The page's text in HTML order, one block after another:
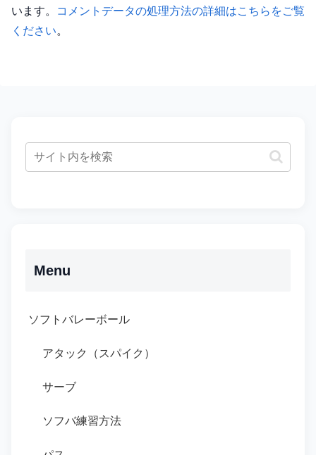
います。
コメントデータの処理方法の詳細はこちらをご覧
ください。
Menu
ソフトバレーボール
アタック（スパイク）
サーブ
ソフバ練習方法